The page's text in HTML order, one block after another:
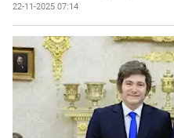
22-11-2025 07:14